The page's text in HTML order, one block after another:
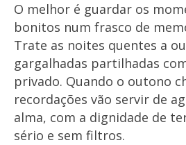
O melhor é guardar os
bonitos num frasco de
Trate as noites quentes a
gargalhadas partilhadas
privado. Quando o outono
recordações vão servir de
alma, com a dignidade de
sério e sem filtros.